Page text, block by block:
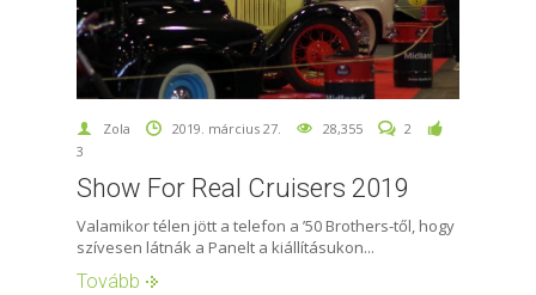
Zola 2019. március 27. 28,355
2
3
Show For Real Cruisers 2019
Valamikor télen jött a telefon a ’50 Brothers-től, hogy
szívesen látnák a Panelt a kiállításukon...
Tovább